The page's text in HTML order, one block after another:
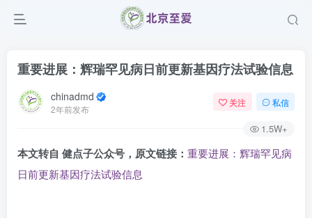
重要进展：辉瑞罕见病日前更新基因疗法试验信息
chinadmd
2年前发布
关注 私信
1.5W+
本文转自 健点子公众号，原文链接： 重要进展：辉瑞罕见病
日前更新基因疗法试验信息